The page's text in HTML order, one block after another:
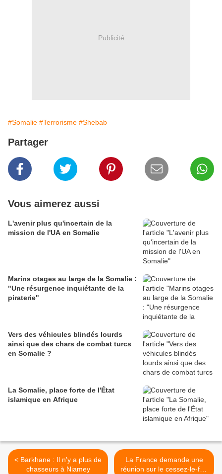
Publicité
#Somalie #Terrorisme #Shebab
Partager
Vous aimerez aussi
L'avenir plus qu'incertain de la
mission de l'UA en Somalie
Marins otages au large de la Somalie :
"Une résurgence inquiétante de la
piraterie"
Vers des véhicules blindés lourds
ainsi que des chars de combat turcs
en Somalie ?
La Somalie, place forte de l'État
islamique en Afrique
< Barkhane : Il n'y a plus de
chasseurs à Niamey
La France demande une
réunion sur le cessez-le-feu